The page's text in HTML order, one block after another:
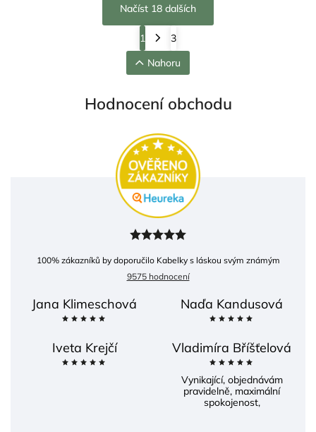
Načíst 18 dalších
1
3
Nahoru
Hodnocení obchodu
100% zákazníků by doporučilo Kabelky s láskou svým známým
9575 hodnocení
Jana Klimeschová Naďa Kandusová
Iveta Krejčí Vladimíra Bříšťelová
Vynikající, objednávám
pravidelně, maximální
spokojenost,